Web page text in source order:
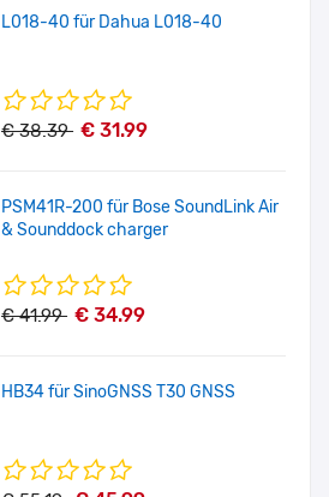
L018-40 für Dahua L018-40
€ 38.39 € 31.99
PSM41R-200 für Bose SoundLink Air
& Sounddock charger
€ 41.99 € 34.99
HB34 für SinoGNSS T30 GNSS